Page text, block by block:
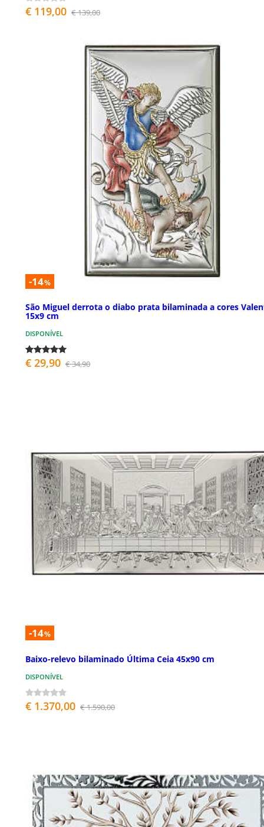
€ 119,00 € 139,00
-14%
São Miguel derrota o diabo prata bilaminada a cores
15x9 cm
DISPONÍVEL
€ 29,90 € 34,90
-14%
Baixo-relevo bilaminado Última Ceia 45x90 cm
DISPONÍVEL
€ 1.370,00 € 1.590,00